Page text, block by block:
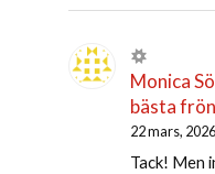
Monica
bästa
22 mars, 2026
Tack! Men